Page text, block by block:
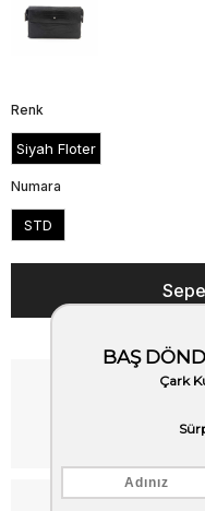
Renk
Siyah Floter
Numara
STD